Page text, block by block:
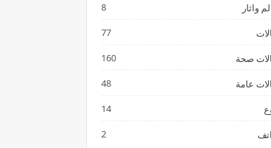
واثار 8
77
صحة 160
عامة 48
14
2